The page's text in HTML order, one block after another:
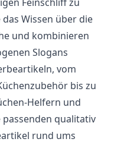
Wissen über die
und kombinieren
Slogans
vom
bis zu
Helfern und
passenden qualitativ
rund ums